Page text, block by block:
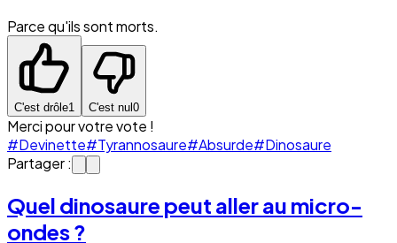
Parce qu'ils sont morts.
C'est drôle1 C'est nul0
Merci pour votre vote !
#Devinette#Tyrannosaure#Absurde#Dinosaure
Partager :
Quel dinosaure peut aller au micro-
ondes ?